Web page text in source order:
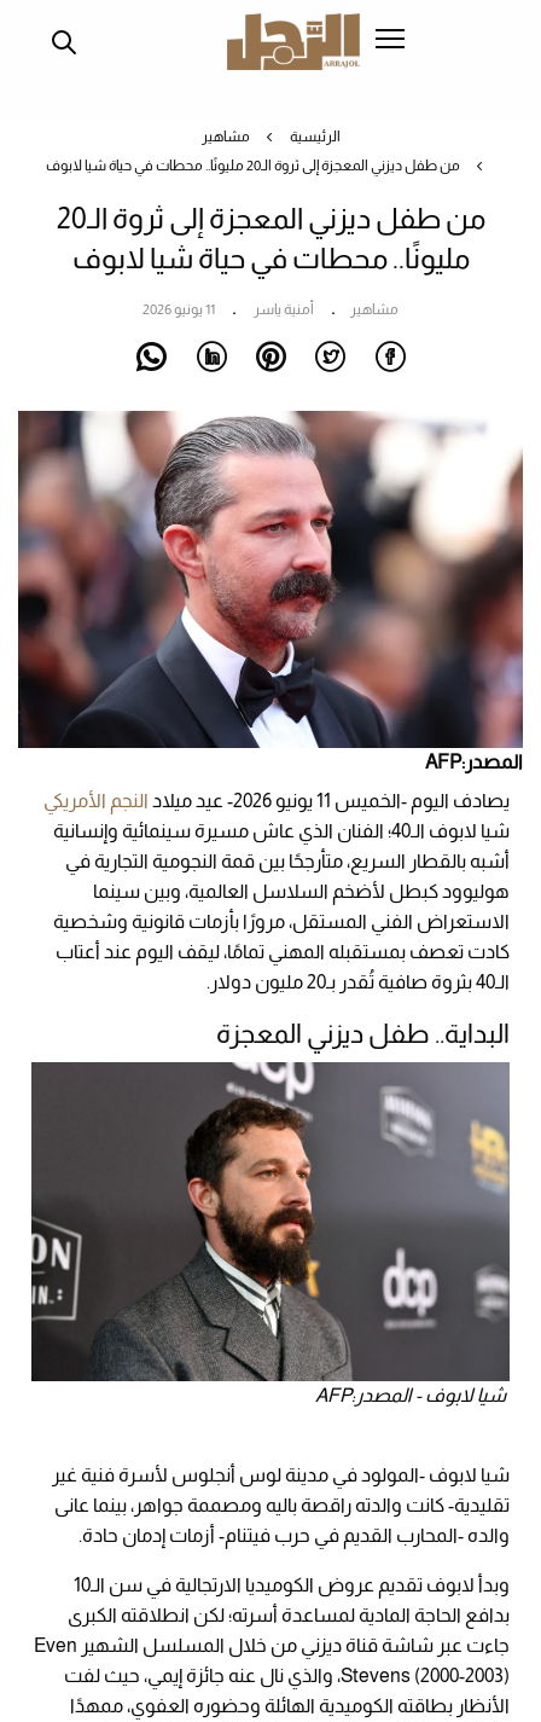
الرئيسية
مشاهير
من طفل ديزني المعجزة إلى ثروة الـ20 مليونًا.. محطات في حياة شيا لابوف
من طفل ديزني المعجزة إلى ثروة الـ20
مليونًا.. محطات في حياة شيا لابوف
مشاهير أمنية ياسر 11 يونيو 2026
المصدر:AFP
يصادف اليوم -الخميس 11 يونيو 2026- عيد ميلاد
النجم الأمريكي
شيا لابوف الـ40؛ الفنان الذي عاش مسيرة سينمائية وإنسانية
أشبه بالقطار السريع، متأرجحًا بين قمة النجومية التجارية في
هوليوود كبطل لأضخم السلاسل العالمية، وبين سينما
الاستعراض الفني المستقل، مرورًا بأزمات قانونية وشخصية
كادت تعصف بمستقبله المهني تمامًا، ليقف اليوم عند أعتاب
الـ40 بثروة صافية تُقدر بـ20 مليون دولار.
البداية.. طفل ديزني المعجزة
شيا لابوف - المصدر:AFP
شيا لابوف -المولود في مدينة لوس أنجلوس لأسرة فنية غير
تقليدية- كانت والدته راقصة باليه ومصممة جواهر، بينما عانى
والده -المحارب القديم في حرب فيتنام- أزمات إدمان حادة.
وبدأ لابوف تقديم عروض الكوميديا الارتجالية في سن الـ10
بدافع الحاجة المادية لمساعدة أسرته؛ لكن انطلاقته الكبرى
جاءت عبر شاشة قناة ديزني من خلال المسلسل الشهير Even
Stevens (2000-2003)، والذي نال عنه جائزة إيمي، حيث لفت
الأنظار بطاقته الكوميدية الهائلة وحضوره العفوي، ممهدًا